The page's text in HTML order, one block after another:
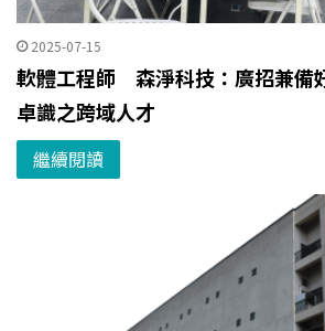
2025-07-15
軟體工程師 森淨科技：廣招兼備
卓識之跨域人才
繼續閱讀